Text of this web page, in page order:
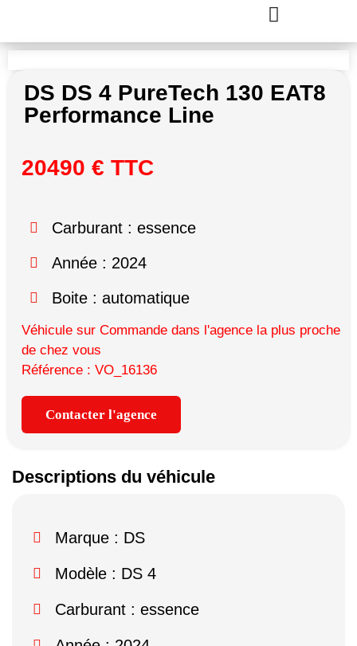
DS DS 4 PureTech 130 EAT8
Performance Line
20490 € TTC
Carburant : essence
Année : 2024
Boite : automatique
Véhicule sur Commande dans l'agence la plus proche
de chez vous
Référence : VO_16136
Contacter l'agence
Descriptions du véhicule
Marque : DS
Modèle : DS 4
Carburant : essence